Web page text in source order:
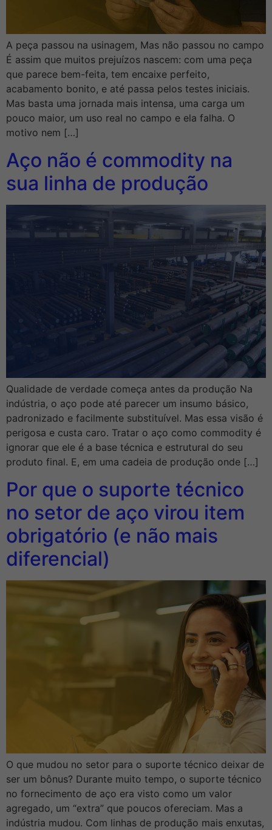
A peça passou na usinagem, Mas não passou no campo
É assim que muitos prejuízos nascem: com uma peça
que parece bem-feita, tem encaixe perfeito,
acabamento bonito, e até passa pelos testes iniciais.
Mas basta uma jornada mais intensa, uma carga um
pouco maior, um uso real no campo e ela falha. O
motivo nem […]
Aço não é commodity na
sua linha de produção
Qualidade de verdade começa antes da produção Na
indústria, o aço pode até parecer um insumo básico,
padronizado e facilmente substituível. Mas essa visão é
perigosa e custa caro. Tratar o aço como commodity é
ignorar que ele é a base técnica e estrutural do seu
produto final. E, em uma cadeia de produção onde […]
Por que o suporte técnico
no setor de aço virou item
obrigatório (e não mais
diferencial)
O que mudou no setor para o suporte técnico deixar de
ser um bônus? Durante muito tempo, o suporte técnico
no fornecimento de aço era visto como um valor
agregado, um “extra” que poucos ofereciam. Mas a
indústria mudou. Com linhas de produção mais enxutas,